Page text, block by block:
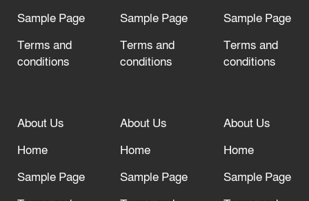
Sample Page
Terms and
conditions
Sample Page
Terms and
conditions
Sample Page
Terms and
conditions
About Us
Home
Sample Page
About Us
Home
Sample Page
About Us
Home
Sample Page